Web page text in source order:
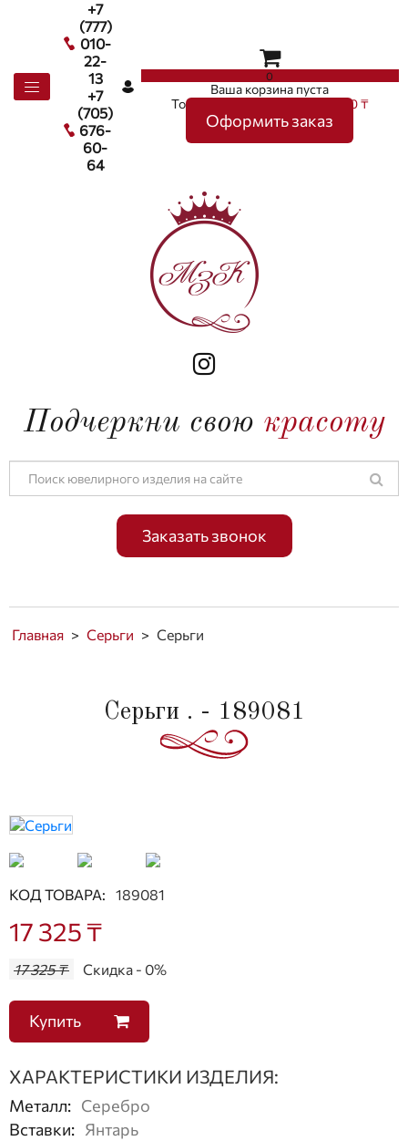
+7
(777)
010-
22-
13
+7
(705)
676-
60-
64
0
Ваша корзина пуста
Товаров в корзине
на сумму0 ₸
Оформить заказ
Подчеркни свою красоту
Заказать звонок
Главная > Серьги > Серьги
Серьги . - 189081
КОД ТОВАРА: 189081
17 325 ₸
17 325 ₸ Скидка - 0%
Купить
ХАРАКТЕРИСТИКИ ИЗДЕЛИЯ:
Металл: Серебро
Вставки: Янтарь